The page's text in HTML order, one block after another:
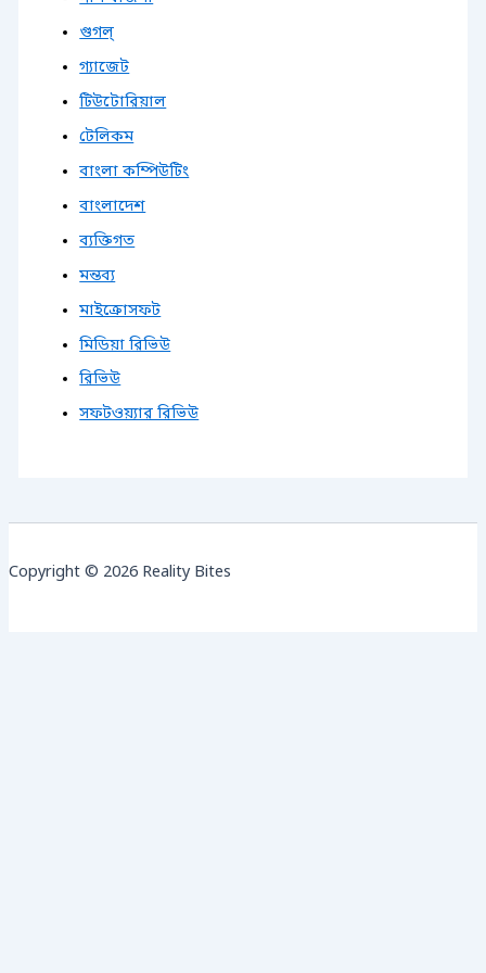
গুগল্
গ্যাজেট
টিউটোরিয়াল
টেলিকম
বাংলা কম্পিউটিং
বাংলাদেশ
ব্যক্তিগত
মন্তব্য
মাইক্রোসফট
মিডিয়া রিভিউ
রিভিউ
সফটওয়্যার রিভিউ
Copyright © 2026 Reality Bites